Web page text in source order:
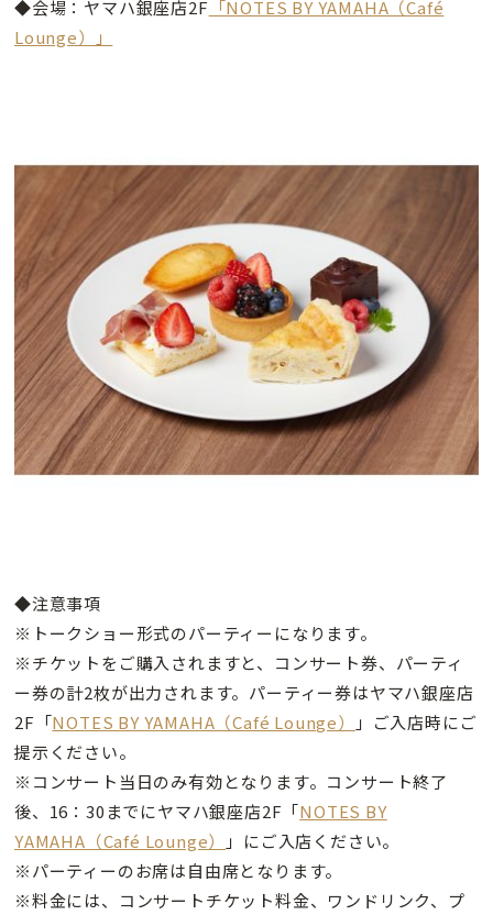
◆会場：ヤマハ銀座店2F 「NOTES BY YAMAHA（Café
Lounge）」
◆注意事項
※トークショー形式のパーティーになります。
※チケットをご購入されますと、コンサート券、パーティ
ー券の計2枚が出力されます。パーティー券はヤマハ銀座店
2F「NOTES BY YAMAHA（Café Lounge）
」ご入店時にご
提示ください。
※コンサート当日のみ有効となります。コンサート終了
後、16：30までにヤマハ銀座店2F「NOTES BY
YAMAHA（Café Lounge）
」にご入店ください。
※パーティーのお席は自由席となります。
※料金には、コンサートチケット料金、ワンドリンク、プ